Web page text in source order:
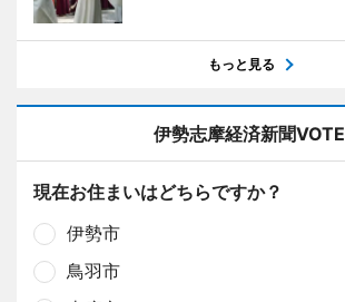
もっと見る
伊勢志摩経済新聞VOTE
現在お住まいはどちらですか？
伊勢市
鳥羽市